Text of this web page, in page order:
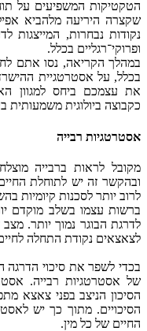
הטקטיקות המשפיעים על
שקצרה היריעה מלהביא
נקודות נבחרות,
ופרוקי־רגליים בכלל.
במהלך הקריאה, נסו אתם
בכלל, על אסטרטגיית
את עצמכם ביחס למגוון
כקבוצה ביולוגית משמעותית
אסטרטגיות רבייה
מקובל לראות ברבייה
ובהקשר זה יש לתוחלת
לרוב יותר לסכנות קיומיות
ברשות עצמו בשלב מוקדם
לדרגת הבוגר נמוך יותר. מצב
לצאצאים נקודת התחלה
בכדי לשפר את סיכוי
של אסטרטגיות רבייה.
הסיכון הניצב בפני צאצא
הסיכויים. מתוך כך יש
החיים של כל מין.